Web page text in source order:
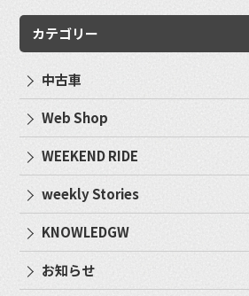
カテゴリー
中古車
Web Shop
WEEKEND RIDE
weekly Stories
KNOWLEDGW
お知らせ